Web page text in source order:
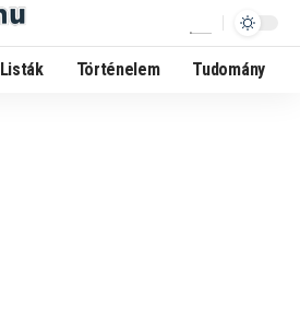
Listák Történelem Tudomány